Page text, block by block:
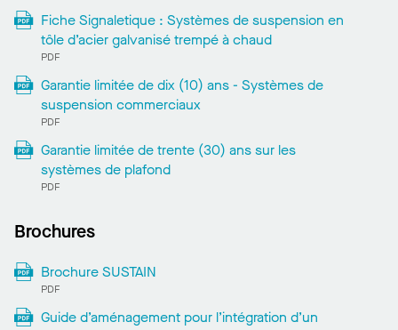
Fiche Signaletique : Systèmes de suspension en
tôle d’acier galvanisé trempé à chaud
PDF
Garantie limitée de dix (10) ans - Systèmes de
suspension commerciaux
PDF
Garantie limitée de trente (30) ans sur les
systèmes de plafond
PDF
Brochures
Brochure SUSTAIN
PDF
Guide d’aménagement pour l’intégration d’un